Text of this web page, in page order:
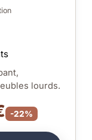
lourds.
-22%